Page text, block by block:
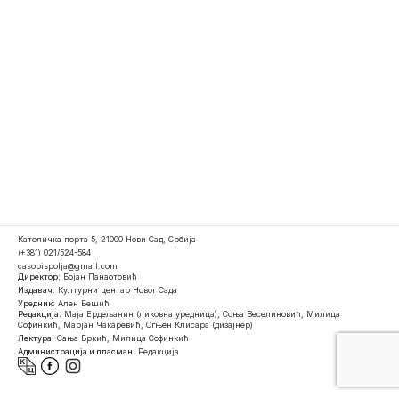
Католичка порта 5, 21000 Нови Сад, Србија
(+381) 021/524-584
casopispolja@gmail.com
Директор: Бојан Панаотовић
Издавач: Културни центар Новог Сада
Уредник: Ален Бешић
Редакција: Маја Ердељанин (ликовна уредница), Соња Веселиновић, Милица
Софинкић, Марјан Чакаревић, Огњен Клисара (дизајнер)
Лектура: Сања Бркић, Милица Софинкић
Администрација и пласман: Редакција